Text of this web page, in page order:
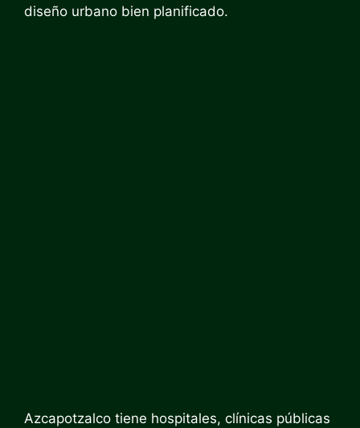
diseño urbano bien planificado.
Azcapotzalco tiene hospitales, clínicas públicas